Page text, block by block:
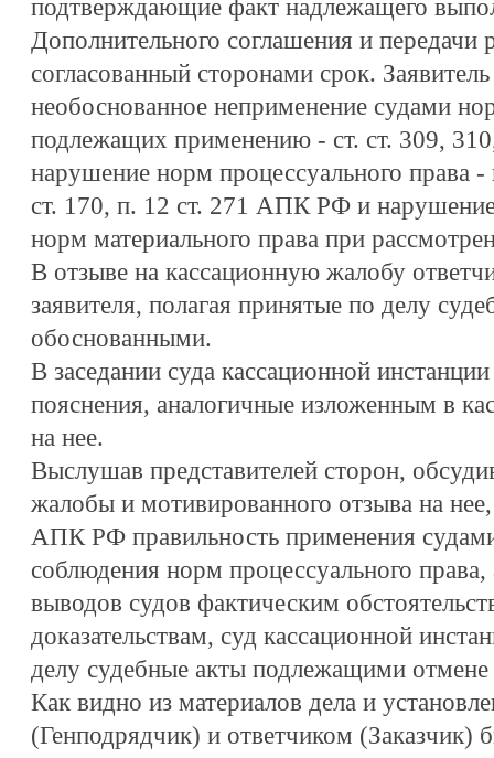
подтверждающие факт надлежащего
Дополнительного соглашения и передачи
согласованный сторонами срок.
необоснованное неприменение судами
подлежащих применению - ст. ст. 309,
нарушение норм процессуального права
ст. 170, п. 12 ст. 271 АПК РФ и
норм материального права при
В отзыве на кассационную жалобу
заявителя, полагая принятые по делу
обоснованными.
В заседании суда кассационной
пояснения, аналогичные изложенным в
на нее.
Выслушав представителей сторон,
жалобы и мотивированного отзыва на
АПК РФ правильность применения
соблюдения норм процессуального права,
выводов судов фактическим
доказательствам, суд кассационной
делу судебные акты подлежащими
Как видно из материалов дела и
(Генподрядчик) и ответчиком (Заказчик)